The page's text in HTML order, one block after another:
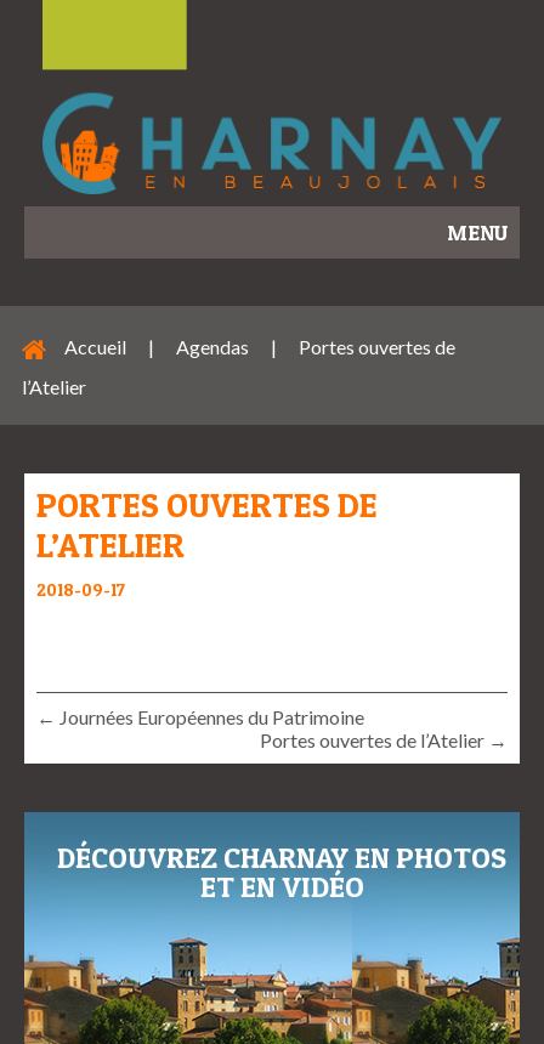
MENU
Accueil | Agendas |
Portes ouvertes de
l’Atelier
PORTES OUVERTES DE
L’ATELIER
2018-09-17
← Journées Européennes du Patrimoine
Portes ouvertes de l’Atelier →
DÉCOUVREZ CHARNAY EN PHOTOS
ET EN VIDÉO